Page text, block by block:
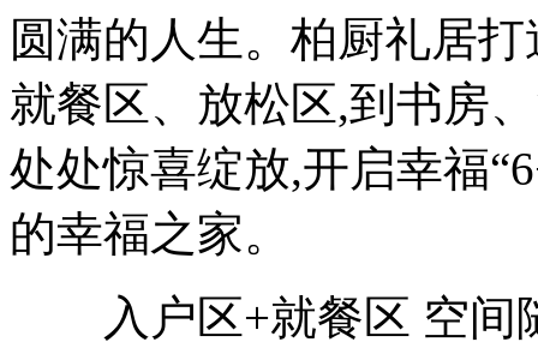
圆满的人生。柏厨礼居
就餐区、放松区,到书房
处处惊喜绽放,开启幸福
的幸福之家。
入户区+就餐区 空间